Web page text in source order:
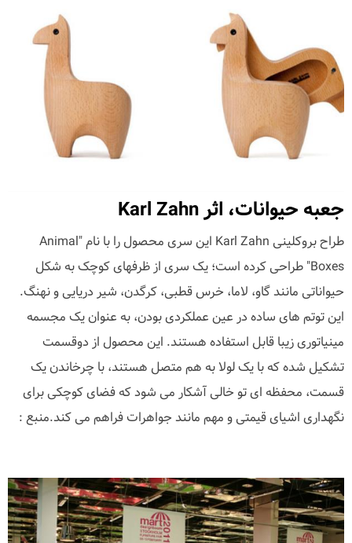
جعبه حیوانات، اثر Karl Zahn
طراح بروکلینی Karl Zahn این سری محصول را با نام "Animal
Boxes" طراحی کرده است؛ یک سری از ظرفهای کوچک به شکل
حیواناتی مانند گاو، لاما، خرس قطبی، کرگدن، شیر دریایی و نهنگ.
این توتم های ساده در عین عملکردی بودن، به عنوان یک مجسمه
مینیاتوری زیبا قابل استفاده هستند. این محصول از دوقسمت
تشکیل شده که با یک لولا به هم متصل هستند، با چرخاندن یک
قسمت، محفظه ای تو خالی آشکار می شود که فضای کوچکی برای
نگهداری اشیای قیمتی و مهم مانند جواهرات فراهم می کند.منبع :